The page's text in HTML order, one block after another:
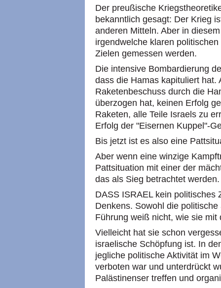
Der preußische
bekanntlich gesagt: Der Krieg
anderen Mitteln. Aber in
irgendwelche klaren
Zielen gemessen werden.
Die intensive Bombardierung
dass die Hamas kapituliert hat.
Raketenbeschuss durch die
überzogen hat, keinen Erfolg
Raketen, alle Teile Israels zu
Erfolg der "Eisernen Kuppel"-
Bis jetzt ist es also eine
Aber wenn eine winzige
Pattsituation mit einer der
das als Sieg betrachtet werden.
DASS ISRAEL kein politisches
Denkens. Sowohl die
Führung weiß nicht, wie sie
Vielleicht hat sie schon
israelische Schöpfung ist. In
jegliche politische Aktivität im
verboten war und unterdrückt
Palästinenser treffen und